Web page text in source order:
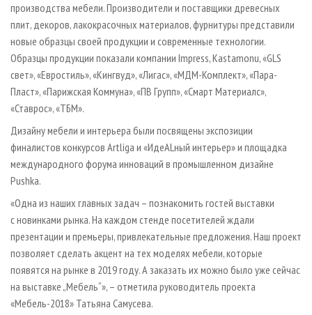
производства мебели. Производители и поставщики древесных
плит, декоров, лакокрасочных материалов, фурнитуры представили
новые образцы своей продукции и современные технологии.
Образцы продукции показали компании Impress, Kastamonu, «GLS
свет», «Евростиль», «Кингвуд», «Лигас», «МДМ-Комплект», «Пара-
Пласт», «Парижская Коммуна», «ПВ Групп», «Смарт Материалс»,
«Ставрос», «ТБМ».
Дизайну мебели и интерьера были посвящены экспозиции
финалистов конкурсов Artliga и «ИдеALный интерьер» и площадка
международного форума инноваций в промышленном дизайне
Pushka.
«Одна из наших главных задач – познакомить гостей выставки
с новинками рынка. На каждом стенде посетителей ждали
презентации и премьеры, привлекательные предложения. Наш проект
позволяет сделать акцент на тех моделях мебели, которые
появятся на рынке в 2019 году. А заказать их можно было уже сейчас
на выставке „Мебель“», – отметила руководитель проекта
«Мебель-2018» Татьяна Самусева.